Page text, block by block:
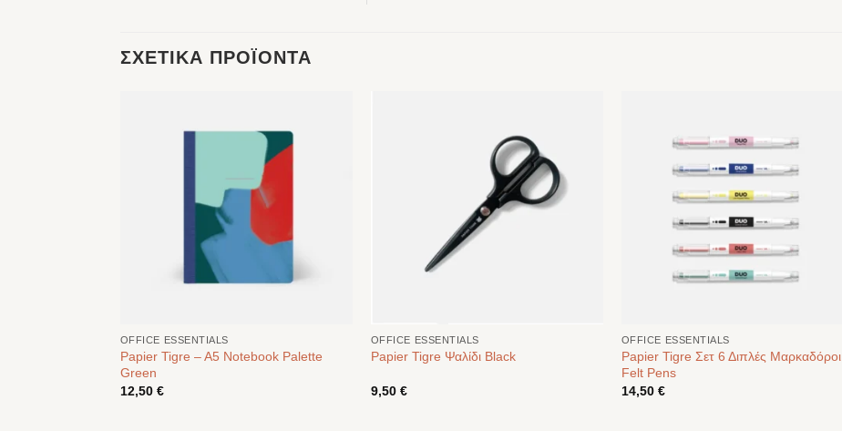
ΣΧΕΤΙΚΆ ΠΡΟΪΌΝΤΑ
OFFICE ESSENTIALS
Papier Tigre – A5 Notebook Palette
Green
12,50 €
OFFICE ESSENTIALS
Papier Tigre Ψαλίδι Black
9,50 €
OFFICE ESSENTIALS
Papier Tigre Σετ 6 Διπλές Μαρκαδόροι
Felt Pens
14,50 €